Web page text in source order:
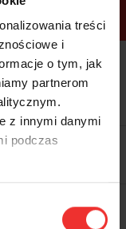
treści
i
o tym, jak
partnerom
z innymi danymi
podczas
Premium